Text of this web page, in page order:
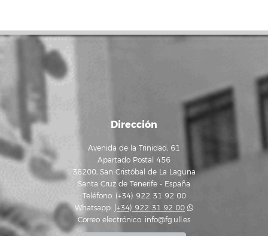
Dirección
Avenida de la Trinidad, 61
Apartado Postal 456
38200, San Cristóbal de La Laguna
Santa Cruz de Tenerife - España
Teléfono: (+34) 922 31 92 00
Whatsapp: (+34) 922 31 92 00
Correo electrónico: info@fg.ull.es